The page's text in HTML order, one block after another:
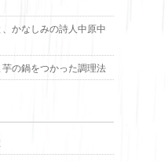
かなしみの詩人中原中
の鍋をつかった調理法